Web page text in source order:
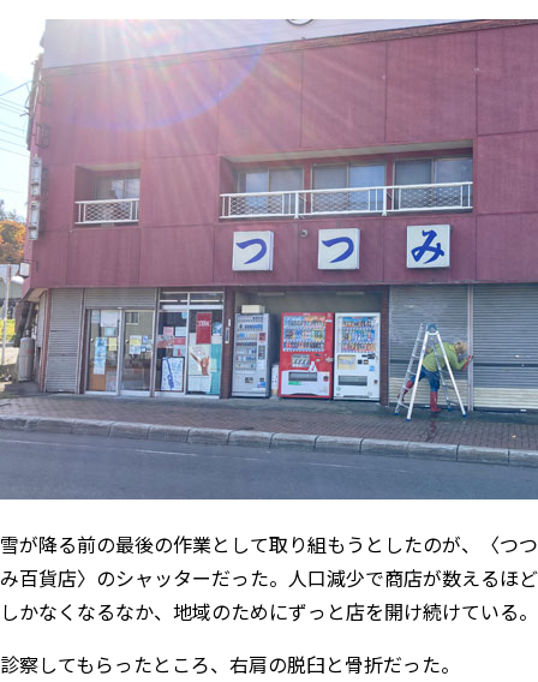
雪が降る前の最後の作業として取り組もうとしたのが、〈つつ
み百貨店〉のシャッターだった。人口減少で商店が数えるほど
しかなくなるなか、地域のためにずっと店を開け続けている。
診察してもらったところ、右肩の脱臼と骨折だった。